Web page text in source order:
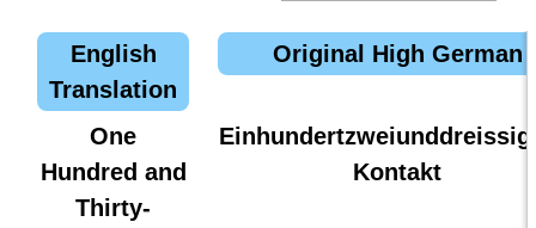
English
Translation
Original High German
One
Hundred and
Thirty-
Kontakt